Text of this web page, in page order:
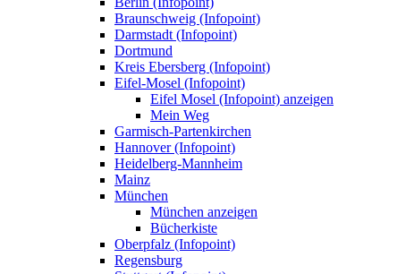
Braunschweig (Infopoint)
Darmstadt (Infopoint)
Dortmund
Kreis Ebersberg (Infopoint)
Eifel-Mosel (Infopoint)
Eifel Mosel (Infopoint) anzeigen
Mein Weg
Garmisch-Partenkirchen
Hannover (Infopoint)
Heidelberg-Mannheim
Mainz
München
München anzeigen
Bücherkiste
Oberpfalz (Infopoint)
Regensburg